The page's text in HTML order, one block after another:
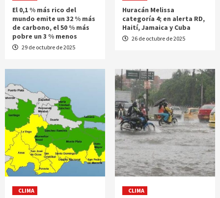
El 0,1 % más rico del
mundo emite un 32 % más
de carbono, el 50 % más
pobre un 3 % menos
29 de octubre de 2025
Huracán Melissa
categoría 4; en alerta RD,
Haití, Jamaica y Cuba
26 de octubre de 2025
CLIMA CLIMA